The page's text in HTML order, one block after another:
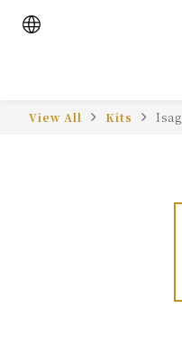
View All Kits